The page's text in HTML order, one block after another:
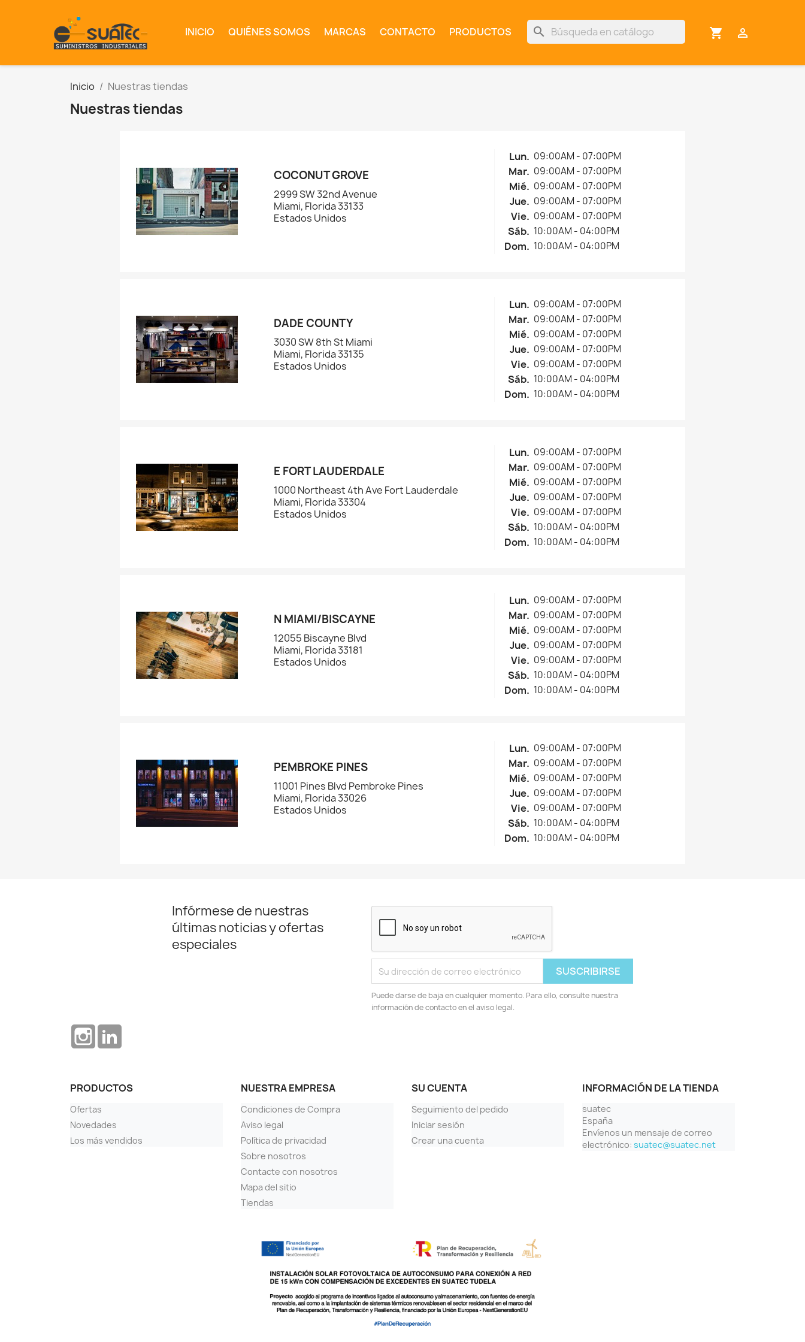
INICIO QUIÉNES SOMOS MARCAS CONTACTO PRODUCTOS 
shopping_cart
search
Inicio Nuestras tiendas
Nuestras tiendas
COCONUT GROVE
2999 SW 32nd Avenue
Miami, Florida 33133
Estados Unidos
Lun. 09:00AM - 07:00PM
Mar. 09:00AM - 07:00PM
Mié. 09:00AM - 07:00PM
Jue. 09:00AM - 07:00PM
Vie. 09:00AM - 07:00PM
Sáb. 10:00AM - 04:00PM
Dom. 10:00AM - 04:00PM
DADE COUNTY
3030 SW 8th St Miami
Miami, Florida 33135
Estados Unidos
Lun. 09:00AM - 07:00PM
Mar. 09:00AM - 07:00PM
Mié. 09:00AM - 07:00PM
Jue. 09:00AM - 07:00PM
Vie. 09:00AM - 07:00PM
Sáb. 10:00AM - 04:00PM
Dom. 10:00AM - 04:00PM
E FORT LAUDERDALE
1000 Northeast 4th Ave Fort Lauderdale
Miami, Florida 33304
Estados Unidos
Lun. 09:00AM - 07:00PM
Mar. 09:00AM - 07:00PM
Mié. 09:00AM - 07:00PM
Jue. 09:00AM - 07:00PM
Vie. 09:00AM - 07:00PM
Sáb. 10:00AM - 04:00PM
Dom. 10:00AM - 04:00PM
N MIAMI/BISCAYNE
12055 Biscayne Blvd
Miami, Florida 33181
Estados Unidos
Lun. 09:00AM - 07:00PM
Mar. 09:00AM - 07:00PM
Mié. 09:00AM - 07:00PM
Jue. 09:00AM - 07:00PM
Vie. 09:00AM - 07:00PM
Sáb. 10:00AM - 04:00PM
Dom. 10:00AM - 04:00PM
PEMBROKE PINES
11001 Pines Blvd Pembroke Pines
Miami, Florida 33026
Estados Unidos
Lun. 09:00AM - 07:00PM
Mar. 09:00AM - 07:00PM
Mié. 09:00AM - 07:00PM
Jue. 09:00AM - 07:00PM
Vie. 09:00AM - 07:00PM
Sáb. 10:00AM - 04:00PM
Dom. 10:00AM - 04:00PM
Infórmese de nuestras
últimas noticias y ofertas
especiales
Puede darse de baja en cualquier momento. Para ello, consulte nuestra
información de contacto en el aviso legal.
Instagram
PRODUCTOS
Ofertas
Novedades
Los más vendidos
NUESTRA EMPRESA
Condiciones de Compra
Aviso legal
Política de privacidad
Sobre nosotros
Contacte con nosotros
Mapa del sitio
Tiendas
SU CUENTA
Seguimiento del pedido
Iniciar sesión
Crear una cuenta
INFORMACIÓN DE LA TIENDA
suatec
España
Envíenos un mensaje de correo
electrónico: suatec@suatec.net